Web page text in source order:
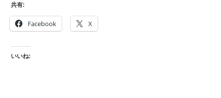
共有:
Facebook X
いいね: